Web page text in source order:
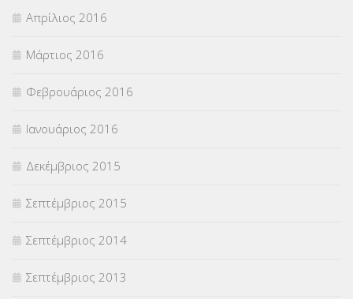
Απρίλιος 2016
Μάρτιος 2016
Φεβρουάριος 2016
Ιανουάριος 2016
Δεκέμβριος 2015
Σεπτέμβριος 2015
Σεπτέμβριος 2014
Σεπτέμβριος 2013